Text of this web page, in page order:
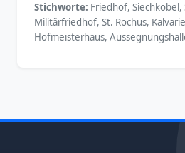
Stichworte: Friedhof, Siechkobel,
Militärfriedhof, St. Rochus,
Hofmeisterhaus,